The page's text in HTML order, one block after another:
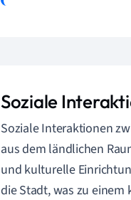
Soziale
Soziale Interaktionen
aus dem ländlichen
und kulturelle
die Stadt, was zu